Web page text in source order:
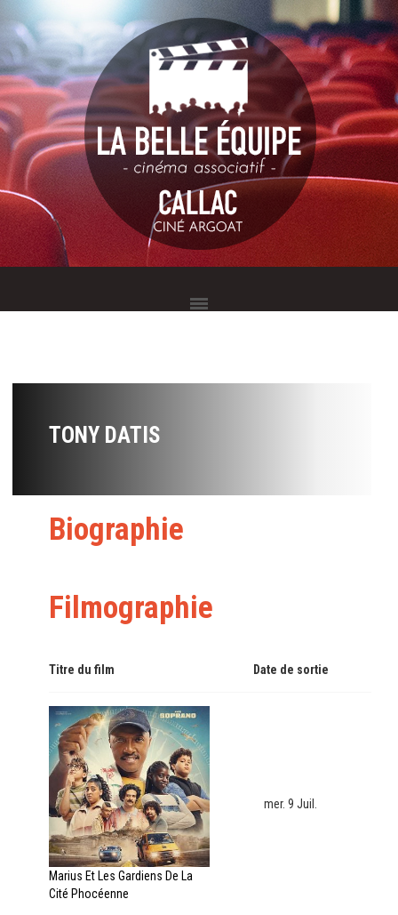
TONY DATIS
Biographie
Filmographie
Titre du film Date de sortie
Marius Et Les Gardiens De La
Cité Phocéenne
mer. 9 Juil.